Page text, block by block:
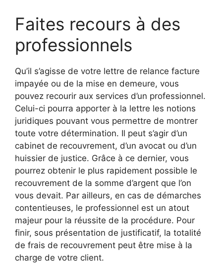
Faites recours à des
professionnels
Qu’il s’agisse de votre lettre de relance facture
impayée ou de la mise en demeure, vous
pouvez recourir aux services d’un professionnel.
Celui-ci pourra apporter à la lettre les notions
juridiques pouvant vous permettre de montrer
toute votre détermination. Il peut s’agir d’un
cabinet de recouvrement, d’un avocat ou d’un
huissier de justice. Grâce à ce dernier, vous
pourrez obtenir le plus rapidement possible le
recouvrement de la somme d’argent que l’on
vous devait. Par ailleurs, en cas de démarches
contentieuses, le professionnel est un atout
majeur pour la réussite de la procédure. Pour
finir, sous présentation de justificatif, la totalité
de frais de recouvrement peut être mise à la
charge de votre client.